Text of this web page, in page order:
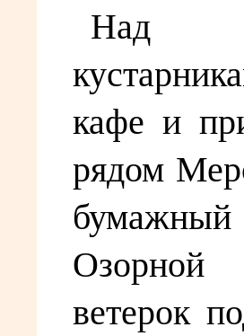
Над
кафе и
рядом
ветерок